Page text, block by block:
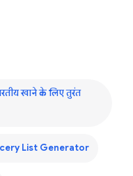
खाने के लिए तुरंत
List Generator